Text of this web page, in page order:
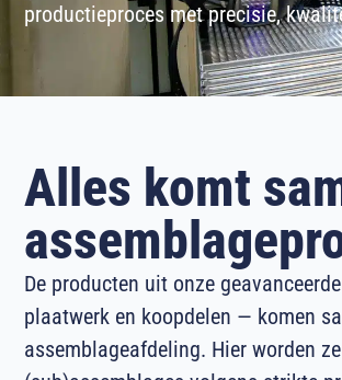
productieproces met precisie,
Alles komt
De producten uit onze
plaatwerk en koopdelen — komen
assemblageafdeling. Hier worden